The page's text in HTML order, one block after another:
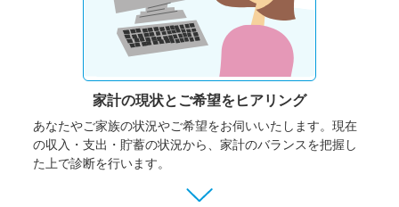
家計の現状と ご希望をヒアリング
あなたやご家族の状況やご希望をお伺いいたします。 現在
の収入・支出・貯蓄の状況から、家計のバランスを把握し
た上で診断を行います。